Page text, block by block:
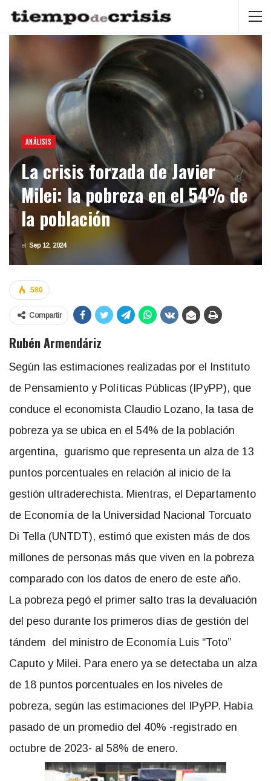
ANÁLISIS
La crisis forzada de Javier
Milei: la pobreza en el 54% de
la población
el Sep 12, 2024
580
Compartir
Rubén Armendáriz
Según las estimaciones realizadas por el Instituto
de Pensamiento y Políticas Públicas (IPyPP), que
conduce el economista Claudio Lozano, la tasa de
pobreza ya se ubica en el 54% de la población
argentina, guarismo que representa un alza de 13
puntos porcentuales en relación al inicio de la
gestión ultraderechista. Mientras, el Departamento
de Economía de la Universidad Nacional Torcuato
Di Tella (UNTDT), estimó que existen más de dos
millones de personas más que viven en la pobreza
comparado con los datos de enero de este año.
La pobreza pegó el primer salto tras la devaluación
del peso durante los primeros días de gestión del
tándem del ministro de Economía Luis “Toto”
Caputo y Milei. Para enero ya se detectaba un alza
de 18 puntos porcentuales en los niveles de
pobreza, según las estimaciones del IPyPP. Había
pasado de un promedio del 40% -registrado en
octubre de 2023- al 58% de enero.